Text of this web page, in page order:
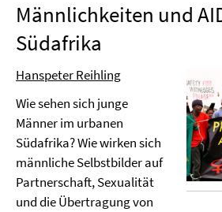
Männlichkeiten und
Südafrika
Hanspeter Reihling
Wie sehen sich junge
Männer im urbanen
Südafrika? Wie wirken sich
männliche Selbstbilder auf
Partnerschaft, Sexualität
und die Übertragung von